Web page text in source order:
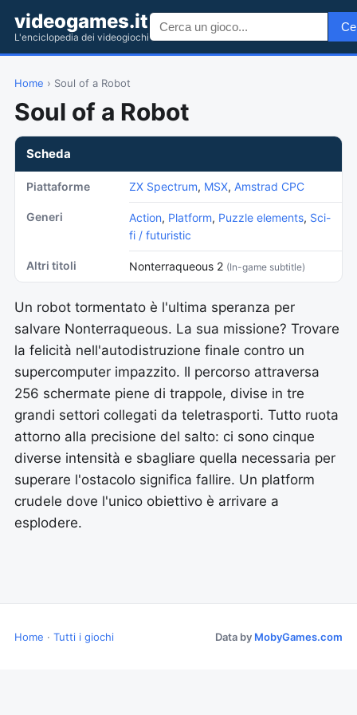
videogames.it
L'enciclopedia dei videogiochi
Home › Soul of a Robot
Soul of a Robot
Scheda
Piattaforme ZX Spectrum, MSX, Amstrad CPC
Generi Action, Platform, Puzzle elements, Sci-
fi / futuristic
Altri titoli Nonterraqueous 2 (In-game subtitle)
Un robot tormentato è l'ultima speranza per
salvare Nonterraqueous. La sua missione? Trovare
la felicità nell'autodistruzione finale contro un
supercomputer impazzito. Il percorso attraversa
256 schermate piene di trappole, divise in tre
grandi settori collegati da teletrasporti. Tutto ruota
attorno alla precisione del salto: ci sono cinque
diverse intensità e sbagliare quella necessaria per
superare l'ostacolo significa fallire. Un platform
crudele dove l'unico obiettivo è arrivare a
esplodere.
Home · Tutti i giochi Data by MobyGames.com